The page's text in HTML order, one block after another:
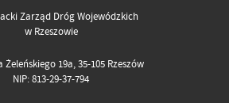
Zarząd Dróg Wojewódzkich
w Rzeszowie
Żeleńskiego 19a, 35-105 Rzeszów
NIP: 813-29-37-794